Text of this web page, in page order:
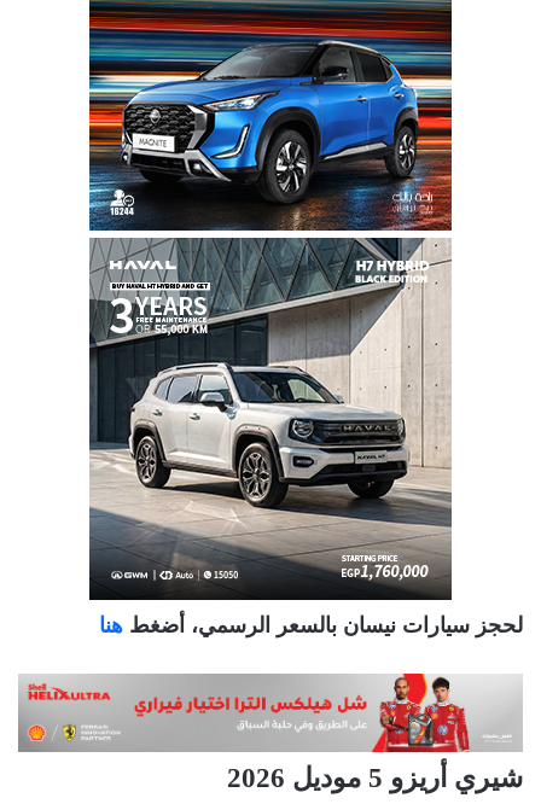
لحجز سيارات نيسان بالسعر الرسمي، أضغط هنا
شيري أريزو 5 موديل 2026